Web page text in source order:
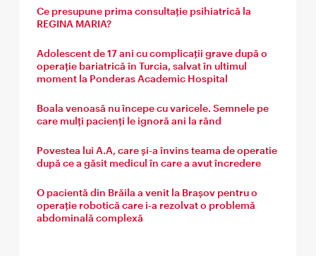
Ce presupune prima consultație psihiatrică la
REGINA MARIA?
Adolescent de 17 ani cu complicații grave după o
operație bariatrică în Turcia, salvat în ultimul
moment la Ponderas Academic Hospital
Boala venoasă nu începe cu varicele. Semnele pe
care mulți pacienți le ignoră ani la rând
Povestea lui A.A, care și-a învins teama de operatie
după ce a găsit medicul în care a avut încredere
O pacientă din Brăila a venit la Brașov pentru o
operație robotică care i-a rezolvat o problemă
abdominală complexă